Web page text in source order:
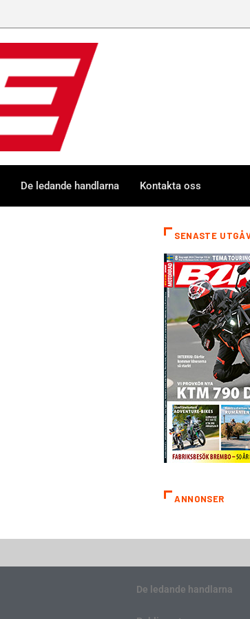
De ledande handlarna Kontakta oss
SENASTE
ANNONSER
De ledande handlarna